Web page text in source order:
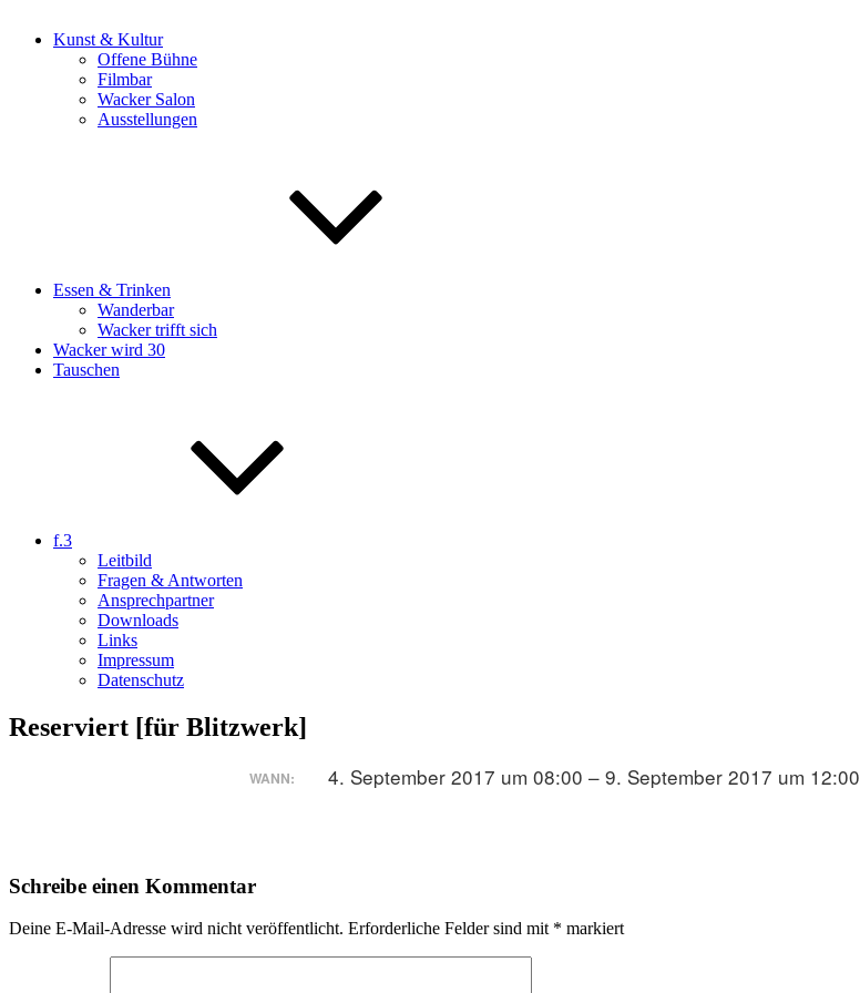
Kunst & Kultur
Offene Bühne
Filmbar
Wacker Salon
Ausstellungen
Essen & Trinken
Wanderbar
Wacker trifft sich
Wacker wird 30
Tauschen
f.3
Leitbild
Fragen & Antworten
Ansprechpartner
Downloads
Links
Impressum
Datenschutz
Reserviert [für Blitzwerk]
WANN: 4. September 2017 um 08:00 – 9. September 2017 um 12:00
Schreibe einen Kommentar
Deine E-Mail-Adresse wird nicht veröffentlicht. Erforderliche Felder sind mit * markiert